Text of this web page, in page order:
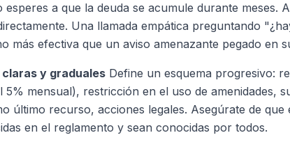
esperes a que la deuda se acumule durante meses.
Una llamada empática preguntando
más efectiva que un aviso amenazante pegado en
y graduales Define un esquema progresivo:
mensual), restricción en el uso de amenidades,
último recurso, acciones legales. Asegúrate de que
en el reglamento y sean conocidas por todos.